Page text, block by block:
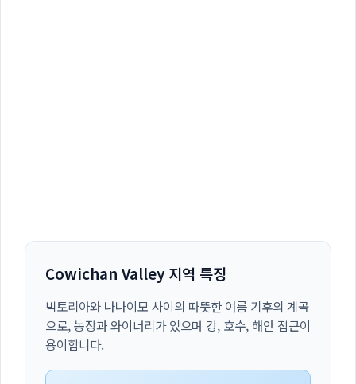
Cowichan Valley 지역 특징
빅토리아와 나나이모 사이의 따뜻한 여름 기후의 계곡
으로, 농장과 와이너리가 있으며 강, 호수, 해안 접근이
용이합니다.